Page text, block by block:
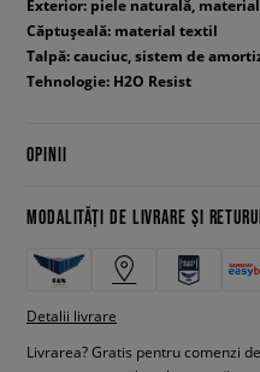
Exterior: piele naturală,
Căptușeală: material textil
Talpă: cauciuc, sistem de
Tehnologie: H2O Resist
OPINII
MODALITĂȚI DE LIVRARE ȘI
Detalii livrare
Livrarea? Gratis pentru comenzi